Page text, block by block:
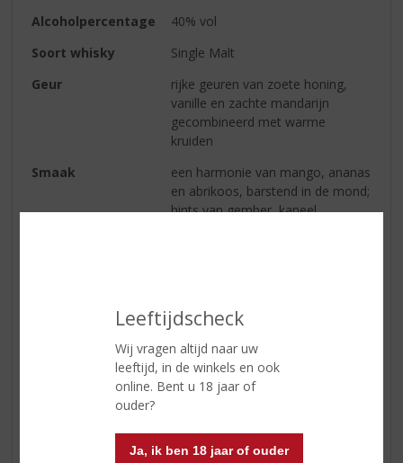
Leeftijdscheck
Wij vragen altijd naar uw
leeftijd, in de winkels en ook
online. Bent u 18 jaar of
ouder?
Ja, ik ben 18 jaar of ouder
Alcoholpercentage
40% vol
Soort whisky
Single Malt
Geur
rijke geuren van zoete honing,
vanille en zachte mandarijn
gecombineerd met warme
kruiden
Smaak
een harmonie van mango, ananas
en abrikoos, barstend in de mond;
hints van gember, kaneel,
abrikozen en mandarijn die
Reviews
Schrijf een review